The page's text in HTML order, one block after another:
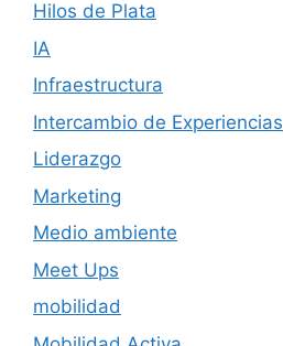
Hilos de Plata
IA
Infraestructura
Intercambio de Experiencias
Liderazgo
Marketing
Medio ambiente
Meet Ups
mobilidad